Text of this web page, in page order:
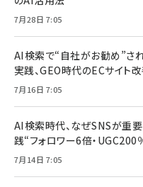
7月28日 7:05
AI検索で“自社がお勧め”さ
実践、GEO時代のECサイト
7月16日 7:05
AI検索時代、なぜSNSが重要
践“フォロワー6倍・
7月14日 7:05